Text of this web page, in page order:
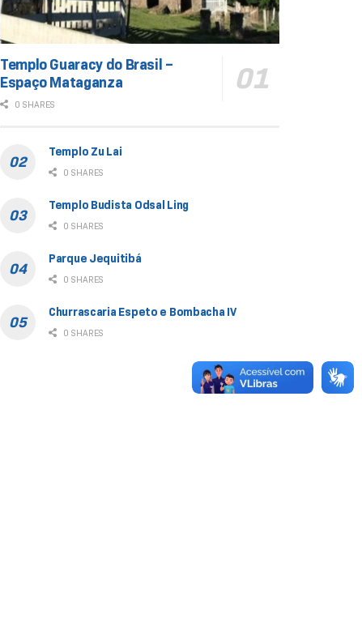
Templo Guaracy do Brasil –
Espaço Mataganza
0 SHARES
Templo Zu Lai
0 SHARES
Templo Budista Odsal Ling
0 SHARES
Parque Jequitibá
0 SHARES
Churrascaria Espeto e Bombacha IV
0 SHARES